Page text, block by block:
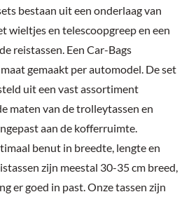
bestaan uit een onderlaag van
wieltjes en telescoopgreep en een
reistassen. Een Car-Bags
gemaakt per automodel. De set
uit een vast assortiment
maten van de trolleytassen en
aan de kofferruimte.
benut in breedte, lengte en
zijn meestal 30-35 cm breed,
er goed in past. Onze tassen zijn